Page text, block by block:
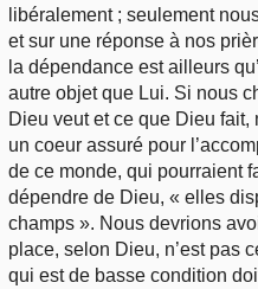
libéralement ; seulement
et sur une réponse à nos
la dépendance est ailleurs
autre objet que Lui. Si nous
Dieu veut et ce que Dieu
un coeur assuré pour
de ce monde, qui pourraient
dépendre de Dieu, « elles
champs ». Nous devrions
place, selon Dieu, n’est pas
qui est de basse condition